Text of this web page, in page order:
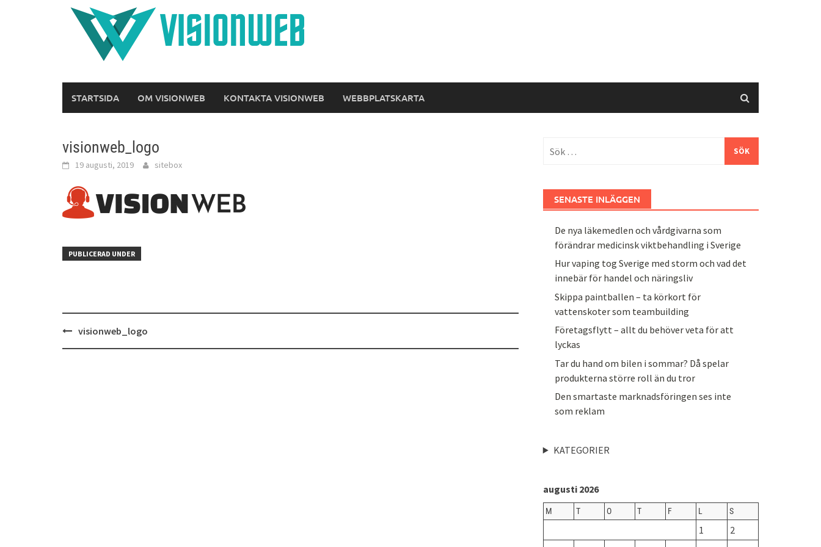
STARTSIDA OM VISIONWEB KONTAKTA VISIONWEB WEBBPLATSKARTA
visionweb_logo
19 augusti, 2019 sitebox
PUBLICERAD UNDER
Inläggsnavigering
visionweb_logo
efter:
SENASTE INLÄGGEN
De nya läkemedlen och vårdgivarna som
förändrar medicinsk viktbehandling i Sverige
Hur vaping tog Sverige med storm och vad det
innebär för handel och näringsliv
Skippa paintballen – ta körkort för
vattenskoter som teambuilding
Företagsflytt – allt du behöver veta för att
lyckas
Tar du hand om bilen i sommar? Då spelar
produkterna större roll än du tror
Den smartaste marknadsföringen ses inte
som reklam
KATEGORIER
augusti 2026
M T O T F L S
1
2